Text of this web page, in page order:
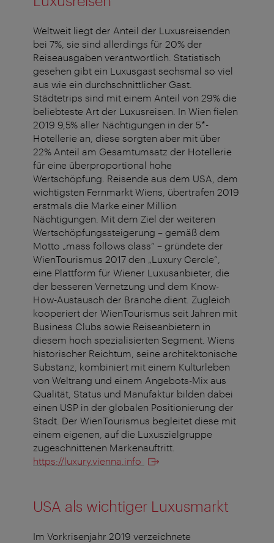
Weltweit liegt der Anteil der Luxusreisenden
bei 7%, sie sind allerdings für 20% der
Reiseausgaben verantwortlich. Statistisch
gesehen gibt ein Luxusgast sechsmal so viel
aus wie ein durchschnittlicher Gast.
Städtetrips sind mit einem Anteil von 29% die
beliebteste Art der Luxusreisen. In Wien fielen
2019 9,5% aller Nächtigungen in der 5*-
Hotellerie an, diese sorgten aber mit über
22% Anteil am Gesamtumsatz der Hotellerie
für eine überproportional hohe
Wertschöpfung. Reisende aus dem USA, dem
wichtigsten Fernmarkt Wiens, übertrafen 2019
erstmals die Marke einer Million
Nächtigungen. Mit dem Ziel der weiteren
Wertschöpfungssteigerung – gemäß dem
Motto „mass follows class“ – gründete der
WienTourismus 2017 den „Luxury Cercle“,
eine Plattform für Wiener Luxusanbieter, die
der besseren Vernetzung und dem Know-
How-Austausch der Branche dient. Zugleich
kooperiert der WienTourismus seit Jahren mit
Business Clubs sowie Reiseanbietern in
diesem hoch spezialisierten Segment. Wiens
historischer Reichtum, seine architektonische
Substanz, kombiniert mit einem Kulturleben
von Weltrang und einem Angebots-Mix aus
Qualität, Status und Manufaktur bilden dabei
einen USP in der globalen Positionierung der
Stadt. Der WienTourismus begleitet diese mit
einem eigenen, auf die Luxuszielgruppe
zugeschnittenen Markenauftritt.
https://luxury.vienna.info
USA als wichtiger Luxusmarkt
Im Vorkrisenjahr 2019 verzeichnete